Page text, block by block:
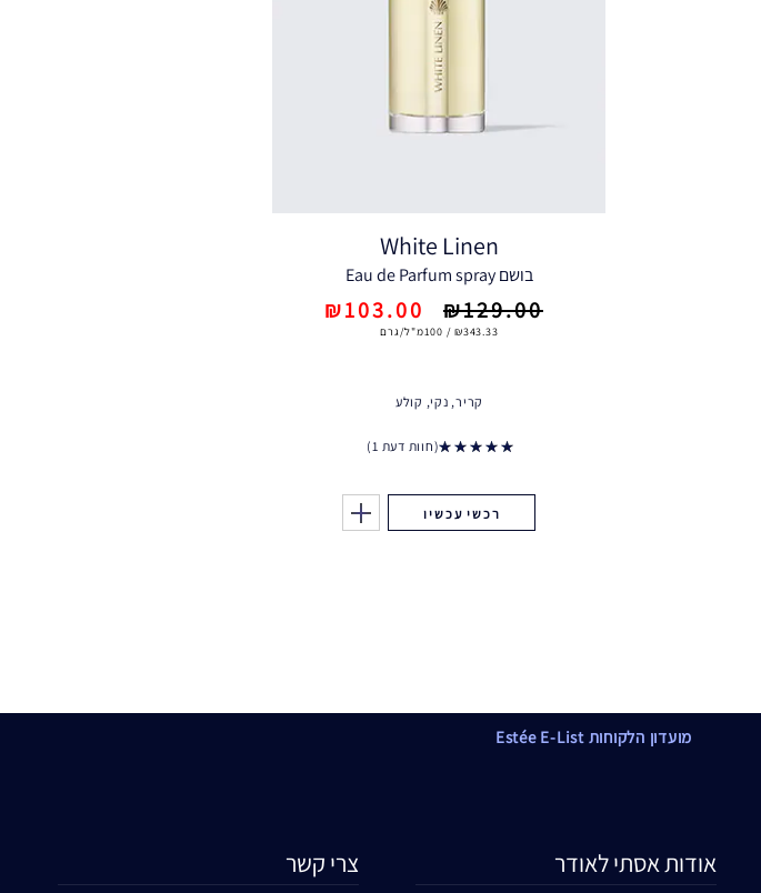
White Linen
בושם Eau de Parfum spray
₪129.00
₪103.00
₪343.33 / 100מ"ל/גרם
קריר, נקי, קולע
חוות דעת 1
רכשי עכשיו
מועדון הלקוחות Estée E-List
אודות אסתי לאודר צרי קשר